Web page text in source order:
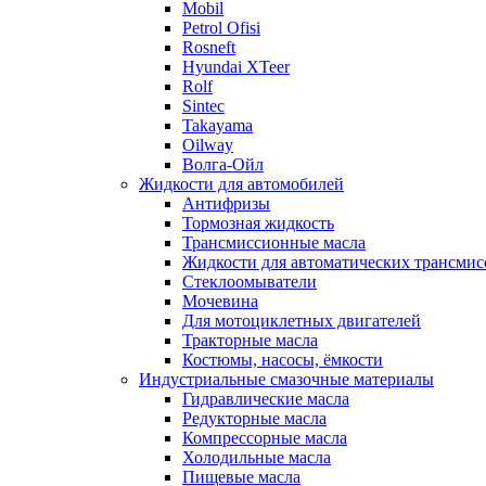
Mobil
Petrol Ofisi
Rosneft
Hyundai XTeer
Rolf
Sintec
Takayama
Oilway
Волга-Ойл
Жидкости для автомобилей
Антифризы
Тормозная жидкость
Трансмиссионные масла
Жидкости для автоматических
Стеклоомыватели
Мочевина
Для мотоциклетных двигателей
Тракторные масла
Костюмы, насосы, ёмкости
Индустриальные смазочные материалы
Гидравлические масла
Редукторные масла
Компрессорные масла
Холодильные масла
Пищевые масла